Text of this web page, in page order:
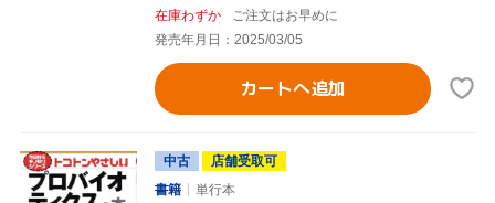
在庫わずか
ご注文はお早めに
発売年月日：2025/03/05
カートへ追加
中古
店舗受取可
書籍
単行本